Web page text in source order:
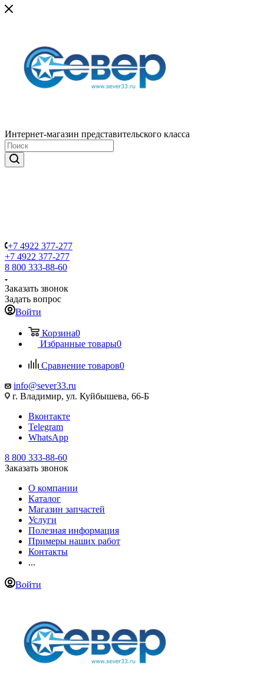
Интернет-магазин представительского класса
+7 4922 377-277
+7 4922 377-277
8 800 333-88-60
Заказать звонок
Задать вопрос
Войти
Корзина0
Избранные товары0
Сравнение товаров0
info@sever33.ru
г. Владимир, ул. Куйбышева, 66-Б
Вконтакте
Telegram
WhatsApp
8 800 333-88-60
Заказать звонок
О компании
Каталог
Магазин запчастей
Услуги
Полезная информация
Примеры наших работ
Контакты
...
Войти